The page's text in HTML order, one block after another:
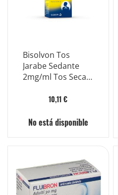
Bisolvon Tos
Jarabe Sedante
2mg/ml Tos Seca
10,11 €
No está disponible